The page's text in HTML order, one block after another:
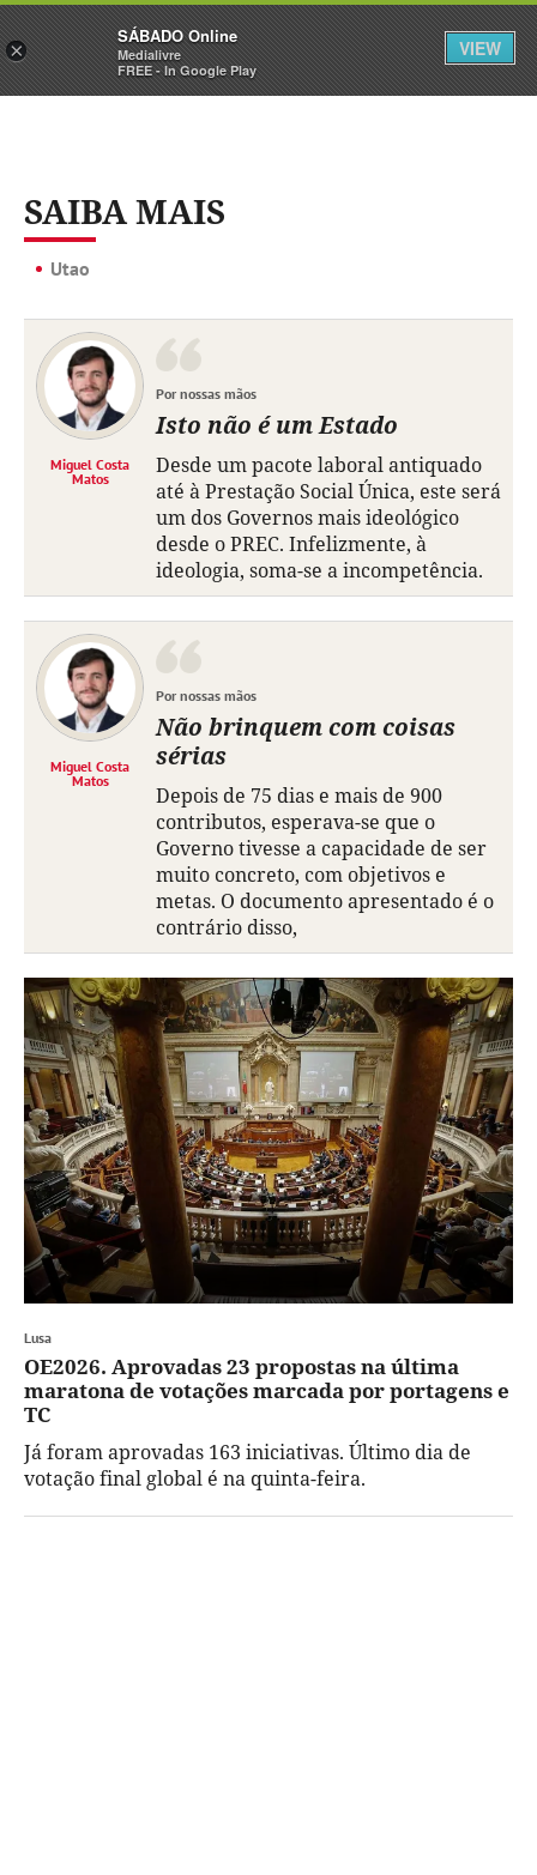
Sábado Assine Iniciar Sessão
SAIBA MAIS
Utao
Miguel Costa
Matos
Por nossas mãos
Isto não é um Estado
Desde um pacote laboral antiquado
até à Prestação Social Única, este será
um dos Governos mais ideológico
desde o PREC. Infelizmente, à
ideologia, soma-se a incompetência.
Miguel Costa
Matos
Por nossas mãos
Não brinquem com coisas
sérias
Depois de 75 dias e mais de 900
contributos, esperava-se que o
Governo tivesse a capacidade de ser
muito concreto, com objetivos e
metas. O documento apresentado é o
contrário disso,
Lusa
OE2026. Aprovadas 23 propostas na última
maratona de votações marcada por portagens e
TC
Já foram aprovadas 163 iniciativas. Último dia de
votação final global é na quinta-feira.
×
SÁBADO Online
Medialivre
FREE - In Google Play
VIEW